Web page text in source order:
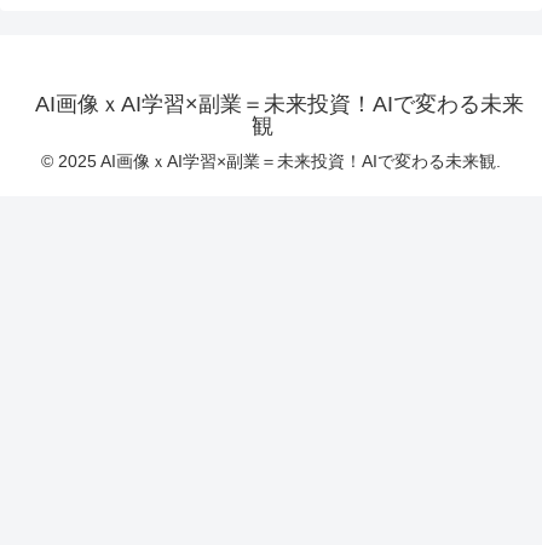
AI画像ｘAI学習×副業＝未来投資！AIで変わる未来
観
© 2025 AI画像ｘAI学習×副業＝未来投資！AIで変わる未来観.